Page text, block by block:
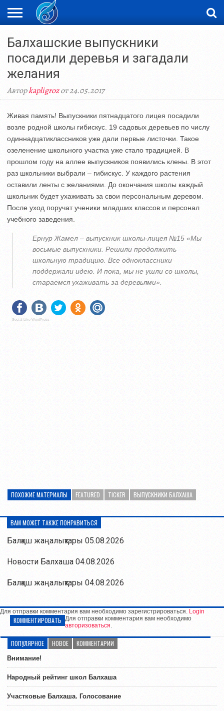
НОВОСТИ
ВИДЕО
ФОТОРЕПОРТАЖИ
ОРКЕН
Балхашские выпускники
посадили деревья и загадали
желания
Авторkapligrozот 24.05.2017
Живая память! Выпускники пятнадцатого лицея посадили
возле родной школы гибискус. 19 садовых деревьев по числу
одиннадцатиклассников уже дали первые листочки. Такое
озеленение школьного участка уже стало традицией. В
прошлом году на аллее выпускников появились клены. В этот
раз школьники выбрали – гибискус. У каждого растения
оставили ленты с желаниями. До окончания школы каждый
школьник будет ухаживать за свои персональным деревом.
После уход поручат ученики младших классов и персонал
учебного заведения.
Ернур Жамел – выпускник школы-лицея №15 «Мы
восьмые выпускники. Решили продолжить
школьную традицию. Все одноклассники
поддержали идею. И пока, мы не ушли со школы,
стараемся ухаживать за деревьями».
Social Like WordPress
ПОХОЖИЕ МАТЕРИАЛЫ FEATURED TICKER ВЫПУСКНИКИ БАЛХАША
ВАМ МОЖЕТ ТАКЖЕ ПОНРАВИТЬСЯ
Балқаш жаңалықтары 05.08.2026
Новости Балхаша 04.08.2026
Балқаш жаңалықтары 04.08.2026
Для отправки комментария вам необходимо зарегистрироваться. Login
КОММЕНТИРОВАТЬ Для отправки комментария вам необходимо
авторизоваться.
ПОПУЛЯРНОЕ НОВОЕ КОММЕНТАРИИ
Внимание!
Народный рейтинг школ Балхаша
Участковые Балхаша. Голосование